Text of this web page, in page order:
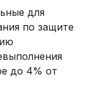
для
по защите
до 4% от